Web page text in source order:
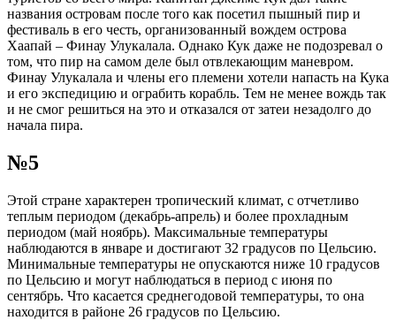
названия островам после того как посетил пышный пир и
фестиваль в его честь, организованный вождем острова
Хаапай – Финау Улукалала. Однако Кук даже не подозревал о
том, что пир на самом деле был отвлекающим маневром.
Финау Улукалала и члены его племени хотели напасть на Кука
и его экспедицию и ограбить корабль. Тем не менее вождь так
и не смог решиться на это и отказался от затеи незадолго до
начала пира.
№5
Этой стране характерен тропический климат, с отчетливо
теплым периодом (декабрь-апрель) и более прохладным
периодом (май ноябрь). Максимальные температуры
наблюдаются в январе и достигают 32 градусов по Цельсию.
Минимальные температуры не опускаются ниже 10 градусов
по Цельсию и могут наблюдаться в период с июня по
сентябрь. Что касается среднегодовой температуры, то она
находится в районе 26 градусов по Цельсию.